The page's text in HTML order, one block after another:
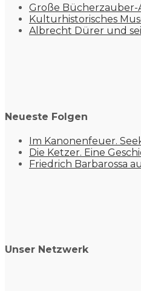
Große
Kulturhistorisches
Albrecht Dürer und
Neueste Folgen
Im Kanonenfeuer.
Die Ketzer. Eine
Friedrich Barbarossa
Unser Netzwerk